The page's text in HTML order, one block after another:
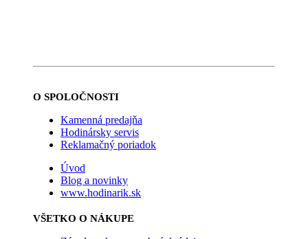
O SPOLOČNOSTI
Kamenná predajňa
Hodinársky servis
Reklamačný poriadok
Úvod
Blog a novinky
www.hodinarik.sk
VŠETKO O NÁKUPE